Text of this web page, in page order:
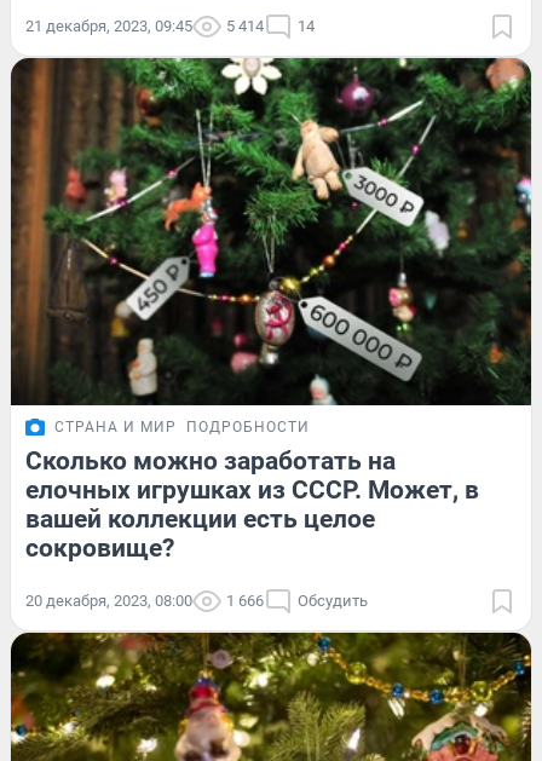
21 декабря, 2023, 09:45 5 414 14
СТРАНА И МИР ПОДРОБНОСТИ
Сколько можно заработать на
елочных игрушках из СССР. Может, в
вашей коллекции есть целое
сокровище?
20 декабря, 2023, 08:00 1 666 Обсудить